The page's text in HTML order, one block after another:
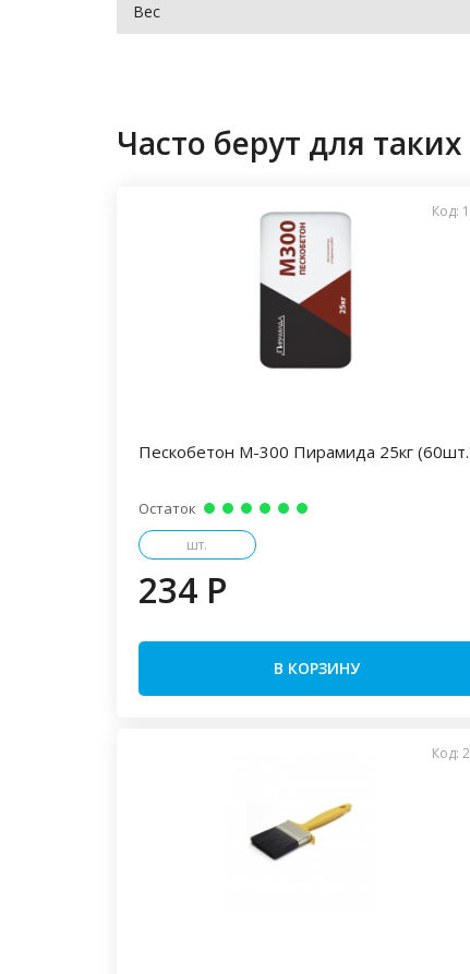
Вес
Часто берут для таких
Код:
Пескобетон М-300 Пирамида 25кг
Остаток
шт.
234 P
В КОРЗИНУ
Код: